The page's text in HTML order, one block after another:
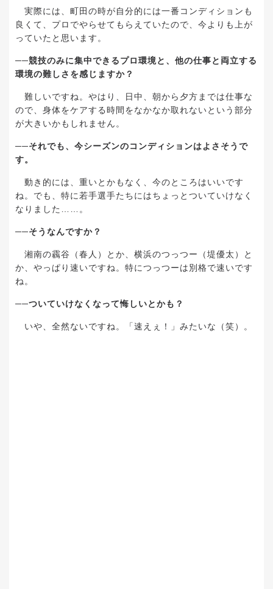
実際には、町田の時が自分的には一番コンディションも
良くて、プロでやらせてもらえていたので、今よりも上が
っていたと思います。
──競技のみに集中できるプロ環境と、他の仕事と両立する
環境の難しさを感じますか？
難しいですね。やはり、日中、朝から夕方までは仕事な
ので、身体をケアする時間をなかなか取れないという部分
が大きいかもしれません。
──それでも、今シーズンのコンディションはよさそうで
す。
動き的には、重いとかもなく、今のところはいいです
ね。でも、特に若手選手たちにはちょっとついていけなく
なりました …… 。
──そうなんですか？
湘南の靏谷（春人）とか、横浜のつっつー（堤優太）と
か、やっぱり速いですね。特につっつーは別格で速いです
ね。
──ついていけなくなって悔しいとかも？
いや、全然ないですね。「速えぇ！」みたいな（笑）。